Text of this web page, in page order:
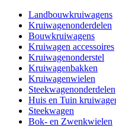
Landbouwkruiwagens
Kruiwagenonderdelen
Bouwkruiwagens
Kruiwagen accessoires
Kruiwagenonderstel
Kruiwagenbakken
Kruiwagenwielen
Steekwagenonderdelen
Huis en Tuin
Steekwagen
Bok- en Zwenkwielen